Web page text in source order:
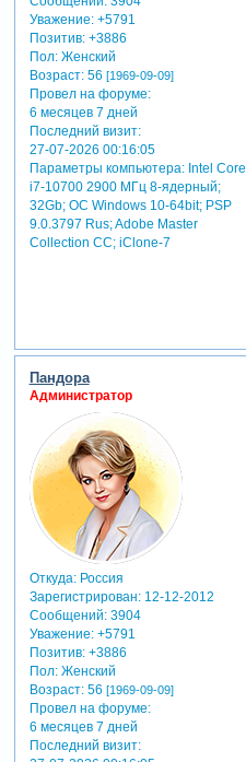
Уважение: +5791
Позитив: +3886
Пол:Женский
Возраст:56 [1969-09-09]
Провел на форуме:
6 месяцев 7 дней
Последний визит:
27-07-2026 00:16:05
Параметры компьютера:Intel Core
i7-10700 2900 МГц 8-ядерный;
32Gb; ОС Windows 10-64bit; PSP
9.0.3797 Rus; Adobe Master
Collection СС; iClone-7
Пандора
Администратор
Откуда:Россия
Зарегистрирован: 12-12-2012
Сообщений:3904
Уважение: +5791
Позитив: +3886
Пол:Женский
Возраст:56 [1969-09-09]
Провел на форуме:
6 месяцев 7 дней
Последний визит: